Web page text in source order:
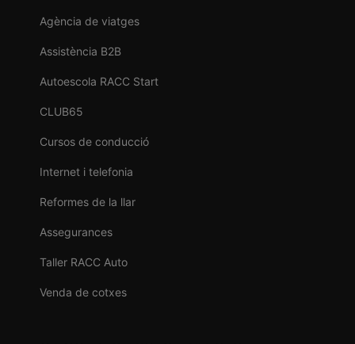
Agència de viatges
Assistència B2B
Autoescola RACC Start
CLUB65
Cursos de conducció
Internet i telefonia
Reformes de la llar
Assegurances
Taller RACC Auto
Venda de cotxes